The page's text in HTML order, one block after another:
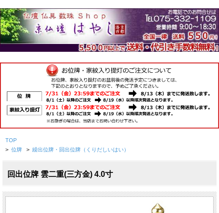
TOP
> 位牌 > 繰出位牌・回出位牌（くりだしいはい）
回出位牌 雲二重(三方金) 4.0寸